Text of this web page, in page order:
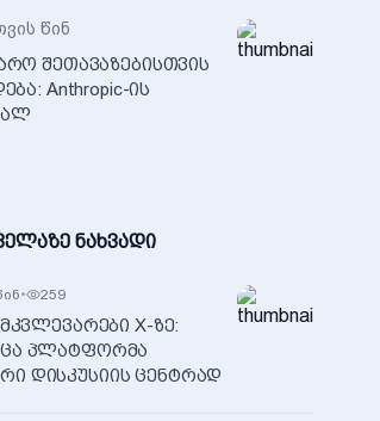
წინ
შეთავაზებისთვის
Anthropic-ის
ᲜᲐᲮᲕᲐᲓᲘ
• 259
X-ზე:
პლატფორმა
დისკუსიის ცენტრად